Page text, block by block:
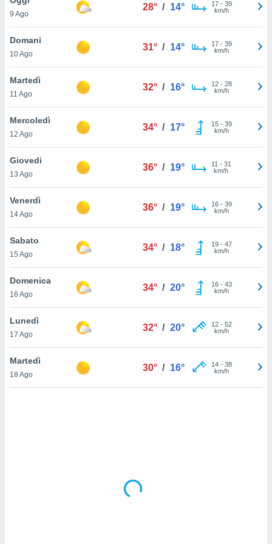
è
al sito
di
ci
di
il
un
la
nella
cookie
in
9 Ago
28° / 14° 17- 39
km/h
Domani
10 Ago
31° / 14° 17- 39
km/h
Martedì
11 Ago
32° / 16° 12- 28
km/h
Mercoledì
12 Ago
34° / 17° 15- 39
km/h
Giovedi
13 Ago
36° / 19° 11 - 31
km/h
Venerdì
14 Ago
36° / 19° 16- 39
km/h
Sabato
15 Ago
34° / 18° 19- 47
km/h
Domenica
16 Ago
34° / 20° 16- 43
km/h
Lunedì
17 Ago
32° / 20° 12- 52
km/h
Martedì
18 Ago
30° / 16° 14- 38
km/h